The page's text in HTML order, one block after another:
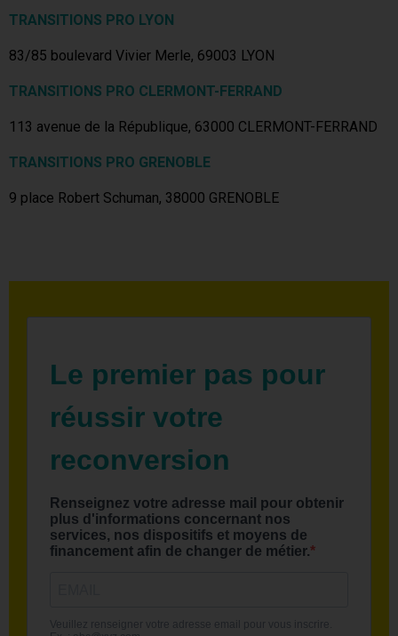
TRANSITIONS PRO LYON
83/85 boulevard Vivier Merle, 69003 LYON
TRANSITIONS PRO CLERMONT-FERRAND
113 avenue de la République, 63000 CLERMONT-FERRAND
TRANSITIONS PRO GRENOBLE
9 place Robert Schuman, 38000 GRENOBLE